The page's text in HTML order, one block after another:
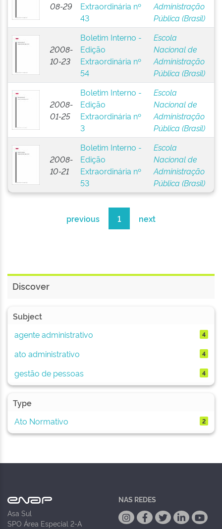
08-29
Extraordinária nº
43
Administração
Pública (Brasil)
2008-
10-23
Boletim Interno -
Edição
Extraordinária nº
54
Escola
Nacional de
Administração
Pública (Brasil)
2008-
01-25
Boletim Interno -
Edição
Extraordinária nº
3
Escola
Nacional de
Administração
Pública (Brasil)
2008-
10-21
Boletim Interno -
Edição
Extraordinária nº
53
Escola
Nacional de
Administração
Pública (Brasil)
previous 1 next
Discover
Subject
agente administrativo
4
ato administrativo 4
gestão de pessoas 4
Type
Ato Normativo
2
Asa Sul
SPO Área Especial 2-A
NAS REDES